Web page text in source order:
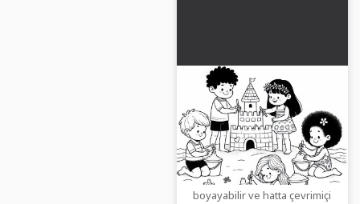
Çocuklar, plajda hayal
gücüne dayalı bir
kumdan kale inşa
ediyor - Ücretsiz
boyama sayfasını
indirin
Küçüklerinizi bu boyama
sayfasıyla mutlu edin!
Çocuklar kum kalesini
boyayabilir ve hatta çevrimiçi